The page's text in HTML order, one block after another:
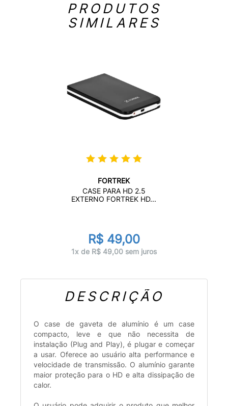
PRODUTOS
SIMILARES
FORTREK
CASE PARA HD 2.5
EXTERNO FORTREK HD...
R$ 49,00
1x de R$ 49,00 sem juros
DESCRIÇÃO
O case de gaveta de alumínio é um case
compacto, leve e que não necessita de
instalação (Plug and Play), é plugar e começar
a usar. Oferece ao usuário alta performance e
velocidade de transmissão. O alumínio garante
maior proteção para o HD e alta dissipação de
calor.